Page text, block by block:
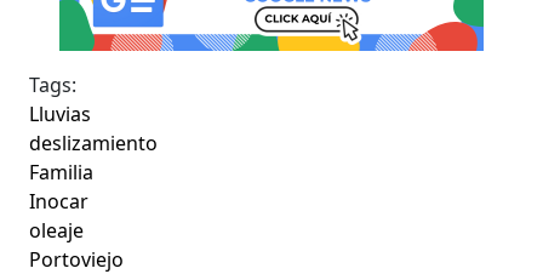
Tags:
Lluvias
deslizamiento
Familia
Inocar
oleaje
Portoviejo